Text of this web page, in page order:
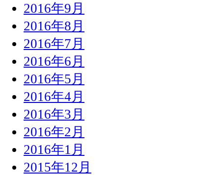
2016年9月
2016年8月
2016年7月
2016年6月
2016年5月
2016年4月
2016年3月
2016年2月
2016年1月
2015年12月